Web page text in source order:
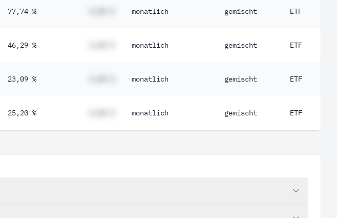
77,74 % monatlich gemischt ETF
46,29 % monatlich gemischt ETF
23,09 % monatlich gemischt ETF
25,20 % monatlich gemischt ETF